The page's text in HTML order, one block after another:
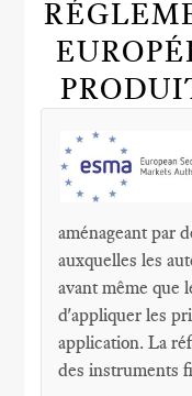
aménageant par
auxquelles les
avant même que
d'appliquer les
application. La
des instruments